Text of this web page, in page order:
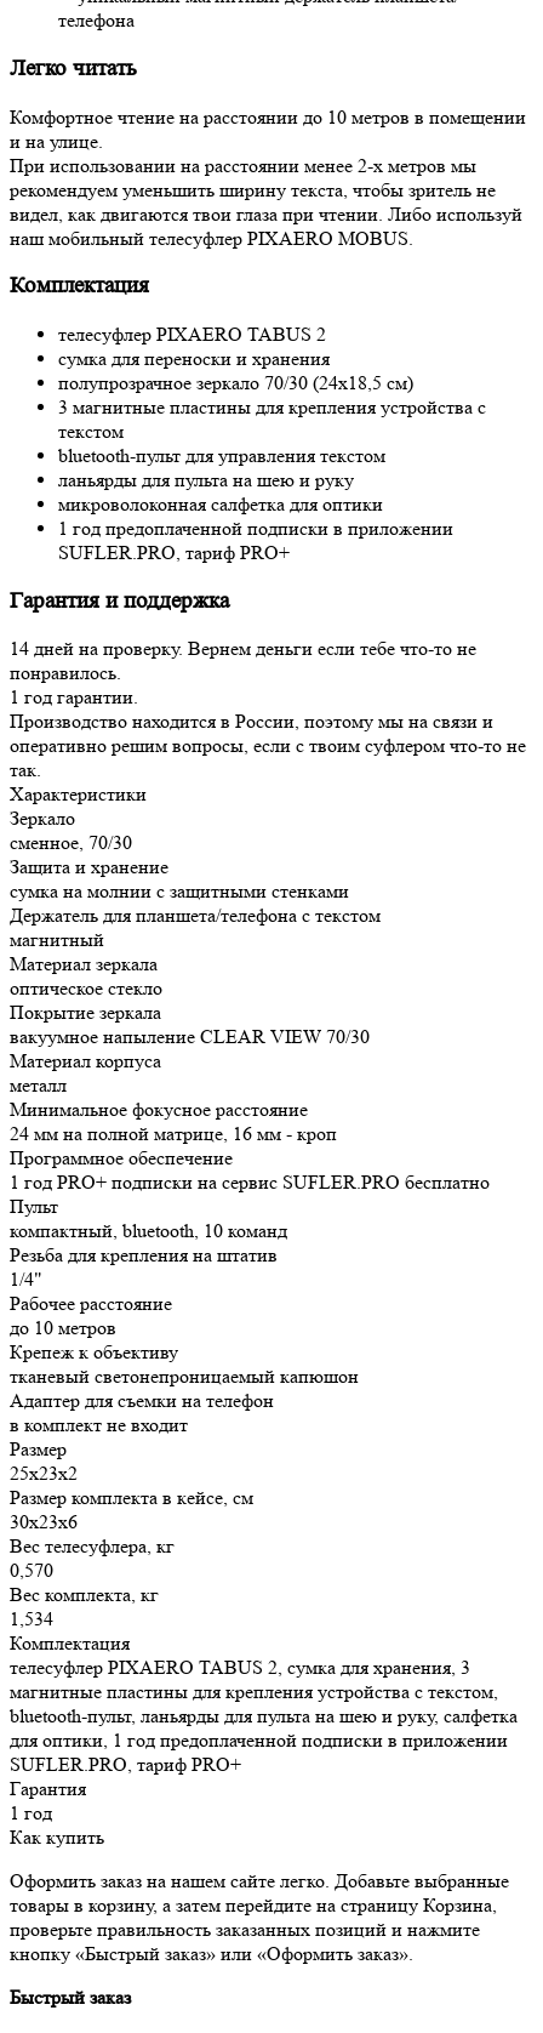
телефона
Легко читать
Комфортное чтение на расстоянии до 10 метров в помещении
и на улице.
При использовании на расстоянии менее 2-х метров мы
рекомендуем уменьшить ширину текста, чтобы зритель не
видел, как двигаются твои глаза при чтении. Либо используй
наш мобильный телесуфлер PIXAERO MOBUS.
Комплектация
телесуфлер PIXAERO TABUS 2
сумка для переноски и хранения
полупрозрачное зеркало 70/30 (24х18,5 см)
3 магнитные пластины для крепления устройства с
текстом
bluetooth-пульт для управления текстом
ланьярды для пульта на шею и руку
микроволоконная салфетка для оптики
1 год предоплаченной подписки в приложении
SUFLER.PRO, тариф PRO+
Гарантия и поддержка
14 дней на проверку. Вернем деньги если тебе что-то не
понравилось.
1 год гарантии.
Производство находится в России, поэтому мы на связи и
оперативно решим вопросы, если с твоим суфлером что-то не
так.
Характеристики
Зеркало
сменное, 70/30
Защита и хранение
сумка на молнии с защитными стенками
Держатель для планшета/телефона с текстом
магнитный
Материал зеркала
оптическое стекло
Покрытие зеркала
вакуумное напыление CLEAR VIEW 70/30
Материал корпуса
металл
Минимальное фокусное расстояние
24 мм на полной матрице, 16 мм - кроп
Программное обеспечение
1 год PRO+ подписки на сервис SUFLER.PRO бесплатно
Пульт
компактный, bluetooth, 10 команд
Резьба для крепления на штатив
1/4"
Рабочее расстояние
до 10 метров
Крепеж к объективу
тканевый светонепроницаемый капюшон
Адаптер для съемки на телефон
в комплект не входит
Размер
25х23х2
Размер комплекта в кейсе, см
30х23х6
Вес телесуфлера, кг
0,570
Вес комплекта, кг
1,534
Комплектация
телесуфлер PIXAERO TABUS 2, сумка для хранения, 3
магнитные пластины для крепления устройства с текстом,
bluetooth-пульт, ланьярды для пульта на шею и руку, салфетка
для оптики, 1 год предоплаченной подписки в приложении
SUFLER.PRO, тариф PRO+
Гарантия
1 год
Как купить
Оформить заказ на нашем сайте легко. Добавьте выбранные
товары в корзину, а затем перейдите на страницу Корзина,
проверьте правильность заказанных позиций и нажмите
кнопку «Быстрый заказ» или «Оформить заказ».
Быстрый заказ